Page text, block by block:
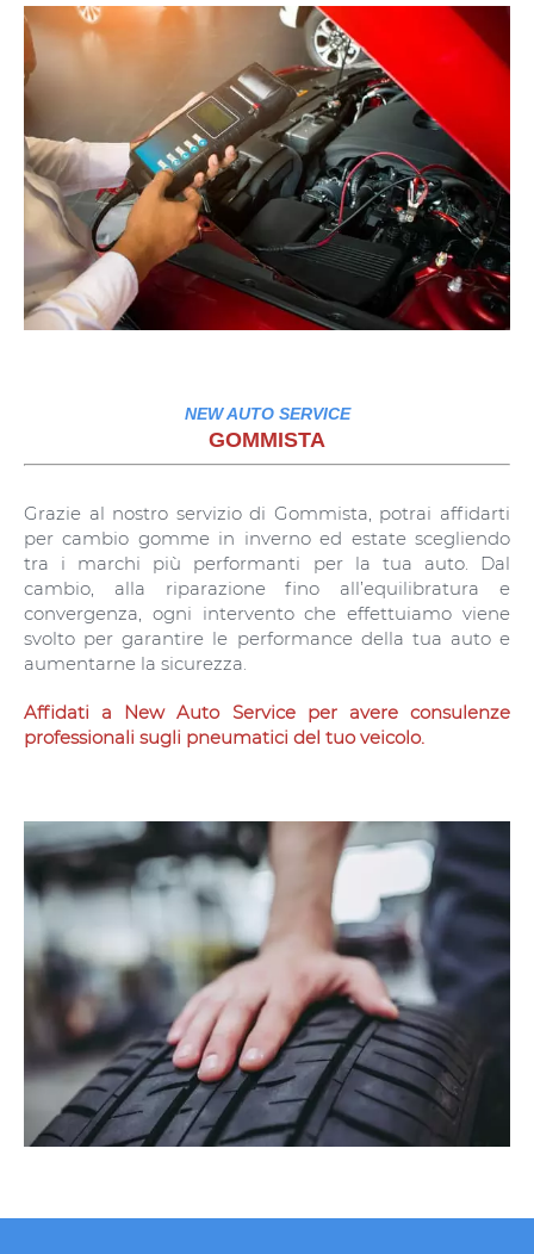
NEW AUTO SERVICE
GOMMISTA
Grazie al nostro servizio di Gommista, potrai affidarti
per cambio gomme in inverno ed estate scegliendo
tra i marchi più performanti per la tua auto. Dal
cambio, alla riparazione fino all’equilibratura e
convergenza, ogni intervento che effettuiamo viene
svolto per garantire le performance della tua auto e
aumentarne la sicurezza.
Affidati a New Auto Service per avere consulenze
professionali sugli pneumatici del tuo veicolo.